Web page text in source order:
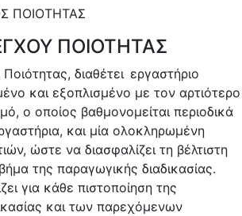
ΠΟΙΟΤΗΤΑΣ
διαθέτει εργαστήριο
και εξοπλισμένο με τον αρτιότερο
ο οποίος βαθμονομείται περιοδικά
και μία ολοκληρωμένη
ώστε να διασφαλίζει τη βέλτιστη
της παραγωγικής διαδικασίας.
για κάθε πιστοποίηση της
και των παρεχόμενων